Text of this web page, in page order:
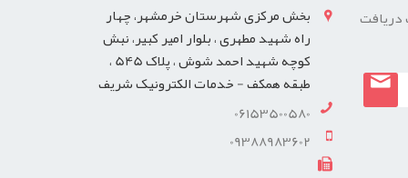
دریافت
بخش مرکزی شهرستان خرمشهر، چهار
راه شهید مطهری ، بلوار امیر کبیر، نبش
کوچه شهید احمد شوش ، پلاک 545 ،
طبقه همکف - خدمات الکترونیک شریف
06153500580
09388983602